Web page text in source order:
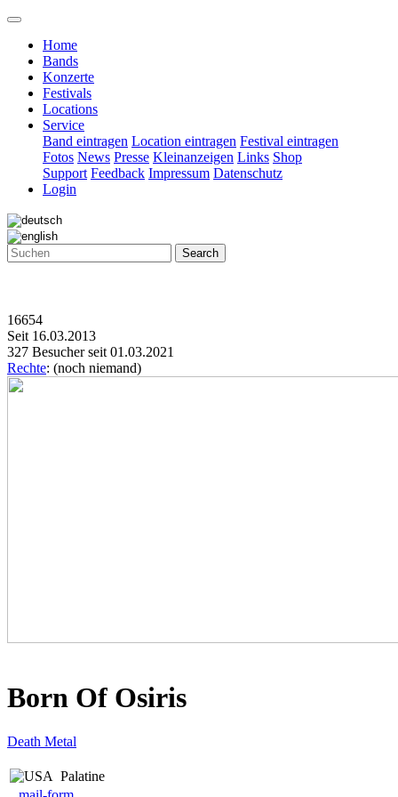
Home
Bands
Konzerte
Festivals
Locations
Service
Band eintragen Location eintragen Festival eintragen
Fotos News Presse Kleinanzeigen Links Shop
Support Feedback Impressum Datenschutz
Login
Search
16654
Seit 16.03.2013
327 Besucher seit 01.03.2021
Rechte: (noch niemand)
Born Of Osiris
Death Metal
Palatine